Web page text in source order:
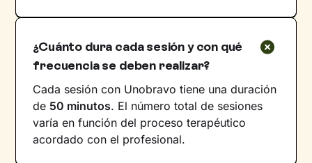
¿Cuánto dura cada sesión y con qué
frecuencia se deben realizar?
Cada sesión con Unobravo tiene una duración
de 50 minutos. El número total de sesiones
varía en función del proceso terapéutico
acordado con el profesional.